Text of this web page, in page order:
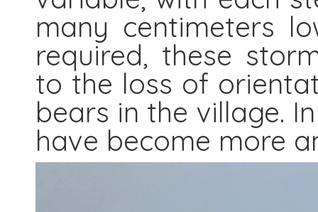
many centimeters
required, these
to the loss of
bears in the village.
have become more